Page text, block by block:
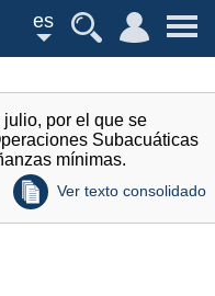
es
por el que se
Subacuáticas
mínimas.
Ver texto consolidado